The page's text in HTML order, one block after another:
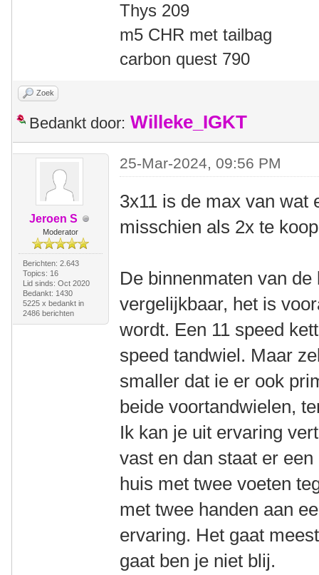
Thys 209
m5 CHR met tailbag
carbon quest 790
Zoek
Bedankt door: Willeke_IGKT
Jeroen S
Moderator
Berichten: 2.643
Topics: 16
Lid sinds: Oct 2020
Bedankt: 1430
5225 x bedankt in
2486 berichten
25-Mar-2024, 09:56 PM
3x11 is de max van wat
misschien als 2x te
De binnenmaten van
vergelijkbaar, het is
wordt. Een 11 speed
speed tandwiel. Maar
smaller dat ie er ook
beide voortandwielen,
Ik kan je uit ervaring
vast en dan staat er
huis met twee voeten
met twee handen aan
ervaring. Het gaat
gaat ben je niet blij.